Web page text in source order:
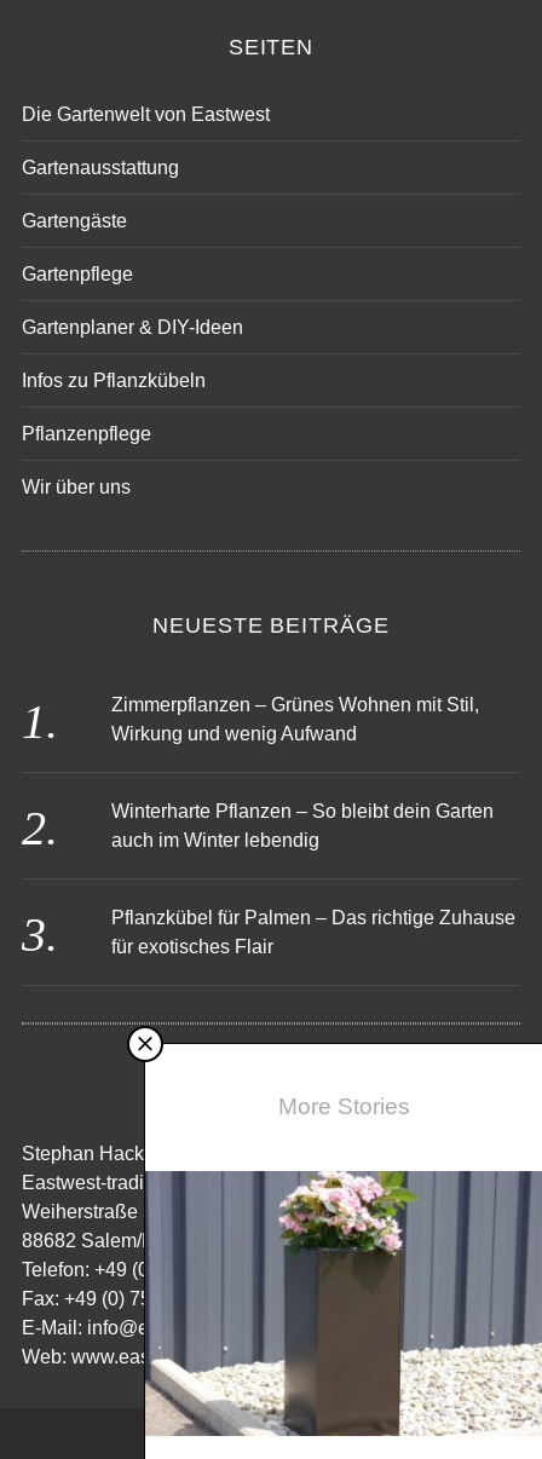
More Stories
SEITEN
Die Gartenwelt von Eastwest
Gartenausstattung
Gartengäste
Gartenpflege
Gartenplaner & DIY-Ideen
Infos zu Pflanzkübeln
Pflanzenpflege
Wir über uns
NEUESTE BEITRÄGE
Zimmerpflanzen – Grünes Wohnen mit Stil,
Wirkung und wenig Aufwand
Winterharte Pflanzen – So bleibt dein Garten
auch im Winter lebendig
Pflanzkübel für Palmen – Das richtige Zuhause
für exotisches Flair
KONTAKT
Stephan Hack
Eastwest-trading GmbH
Weiherstraße 5
88682 Salem/Bodensee
Telefon: +49 (0) 7554/ 98 65 50
Fax: +49 (0) 7554/ 98 65 52 08
E-Mail: info@eastwest-trading.de
Web: www.eastwest-trading.de